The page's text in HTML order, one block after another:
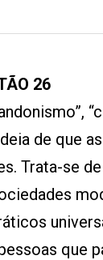
26
de que
Trata-se
que